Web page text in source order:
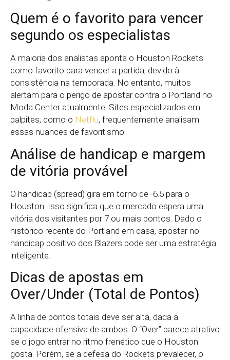
Quem é o favorito para vencer
segundo os especialistas
A maioria dos analistas aponta o Houston Rockets
como favorito para vencer a partida, devido à
consistência na temporada. No entanto, muitos
alertam para o perigo de apostar contra o Portland no
Moda Center atualmente. Sites especializados em
palpites, como o Netflu, frequentemente analisam
essas nuances de favoritismo.
Análise de handicap e margem
de vitória provável
O handicap (spread) gira em torno de -6.5 para o
Houston. Isso significa que o mercado espera uma
vitória dos visitantes por 7 ou mais pontos. Dado o
histórico recente do Portland em casa, apostar no
handicap positivo dos Blazers pode ser uma estratégia
inteligente.
Dicas de apostas em
Over/Under (Total de Pontos)
A linha de pontos totais deve ser alta, dada a
capacidade ofensiva de ambos. O “Over” parece atrativo
se o jogo entrar no ritmo frenético que o Houston
gosta. Porém, se a defesa do Rockets prevalecer, o